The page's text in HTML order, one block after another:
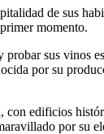
de sus
momento.
probar sus vinos
por su
con edificios
por su